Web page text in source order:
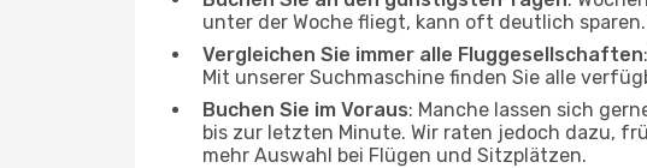
unter der Woche fliegt, kann oft deutlich
Vergleichen Sie immer alle Fluggesellschaften
Mit unserer Suchmaschine finden Sie alle
Buchen Sie im Voraus: Manche lassen sich
bis zur letzten Minute. Wir raten jedoch dazu,
mehr Auswahl bei Flügen und Sitzplätzen.